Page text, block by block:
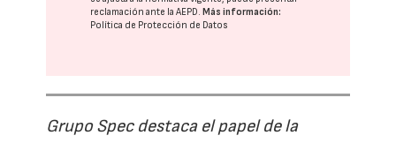
reclamación ante laAEPD.Más información:
Política de Protección de Datos
Grupo Spec destaca el papel de la